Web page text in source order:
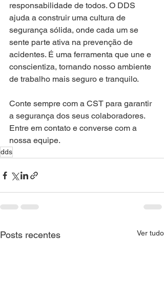
responsabilidade de todos. O DDS
ajuda a construir uma cultura de
segurança sólida, onde cada um se
sente parte ativa na prevenção de
acidentes. É uma ferramenta que une e
conscientiza, tornando nosso ambiente
de trabalho mais seguro e tranquilo.
Conte sempre com a CST para garantir
a segurança dos seus colaboradores.
Entre em contato e converse com a
nossa equipe.
dds
Posts recentes Ver tudo